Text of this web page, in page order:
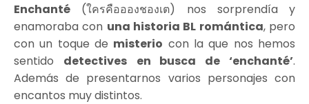
Enchanté (ใครคืออองชองเต) nos sorprendía y
enamoraba con una historia BL romántica, pero
con un toque de misterio con la que nos hemos
sentido detectives en busca de ‘enchanté’.
Además de presentarnos varios personajes con
encantos muy distintos.